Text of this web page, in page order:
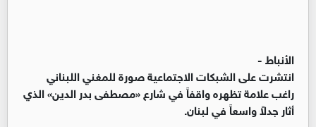
الأنباط -
انتشرت على الشبكات الاجتماعية صورة للمغني اللبناني
راغب علامة تظهره واقفاً في شارع «مصطفى بدر الدين» الذي
أثار جدلاً واسعاً في لبنان.